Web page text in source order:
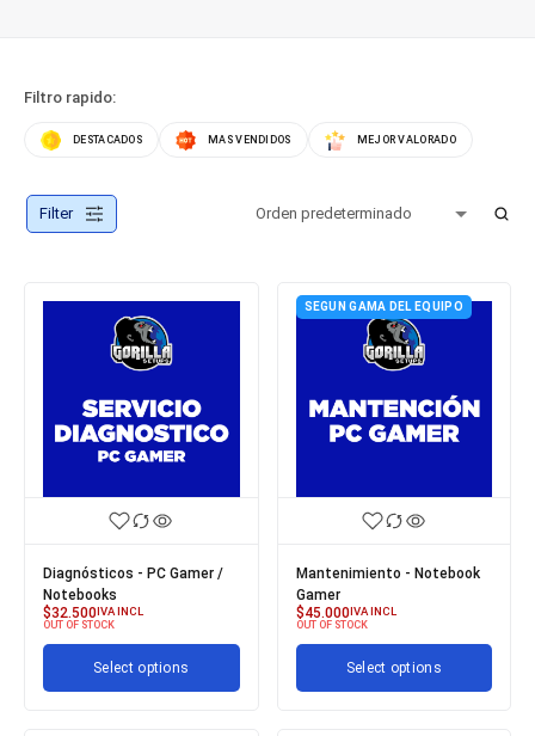
Filtro rapido:
DESTACADOS MAS VENDIDOS MEJOR VALORADO
Filter
Diagnósticos - PC Gamer /
Notebooks
$32.500IVA INCL
OUT OF STOCK
Select options
SEGUN GAMA DEL EQUIPO
Mantenimiento - Notebook
Gamer
$45.000IVA INCL
OUT OF STOCK
Select options